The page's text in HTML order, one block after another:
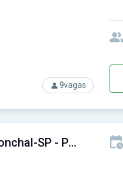
9vagas
Prefeitura de Conchal-SP - Prefeitura Municipal de Conchal-SP